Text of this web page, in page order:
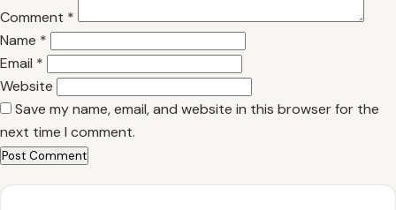
Comment *
Name *
Email *
Website
Save my name, email, and website in this browser for the
next time I comment.